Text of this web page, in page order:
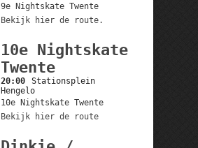
9e Nightskate Twente
Bekijk hier de route.
10e Nightskate
Twente
20:00
Stationsplein
Hengelo
10e Nightskate Twente
Bekijk hier de route